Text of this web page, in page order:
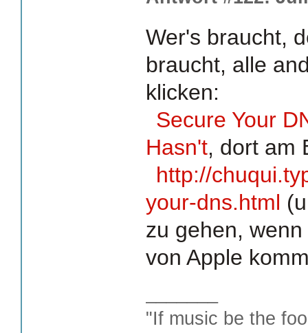
Wer's braucht,
braucht, alle
klicken:
Secure Your
Hasn't, dort am
http://
your-dns.html
zu gehen,
von Apple
"If music be the